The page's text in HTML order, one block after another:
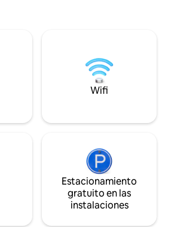
y
perfecto para los
al borde del
lago Baldeney.
Wifi
Estacionamiento
gratuito en las
instalaciones